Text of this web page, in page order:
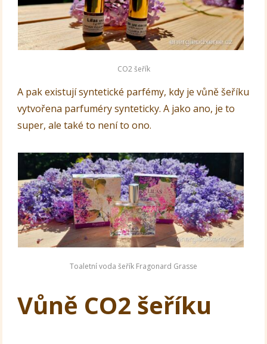
CO2 šeřík
A pak existují syntetické parfémy, kdy je vůně šeříku
vytvořena parfuméry synteticky. A jako ano, je to
super, ale také to není to ono.
Toaletní voda šeřík Fragonard Grasse
Vůně CO2 šeříku